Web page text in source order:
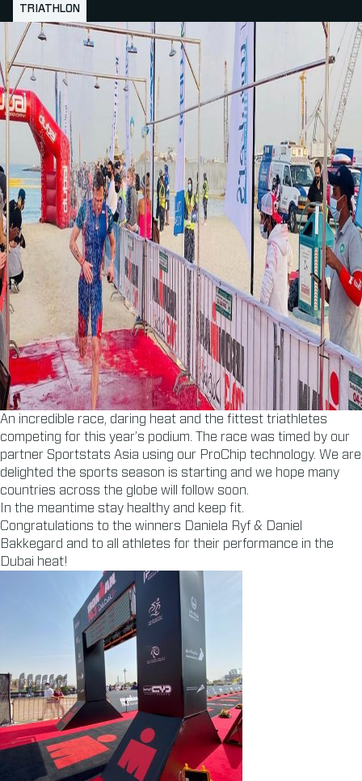
TRIATHLON
An incredible race, daring heat and the fittest triathletes
competing for this year’s podium. The race was timed by our
partner Sportstats Asia using our ProChip technology. We are
delighted the sports season is starting and we hope many
countries across the globe will follow soon.
In the meantime stay healthy and keep fit.
Congratulations to the winners Daniela Ryf & Daniel
Bakkegard and to all athletes for their performance in the
Dubai heat!